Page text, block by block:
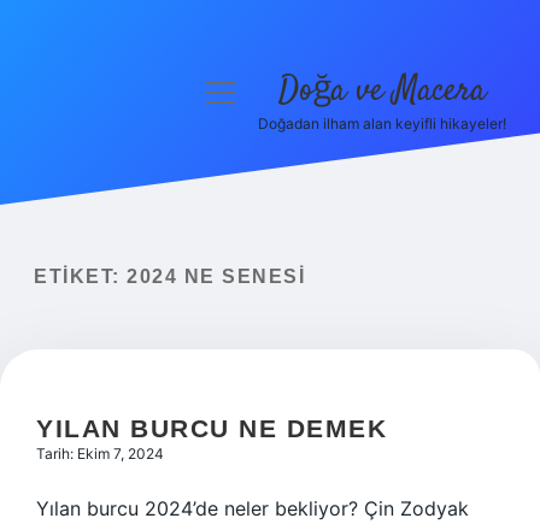
Yasal Uyarı
menüyü Doğa ve Macera
Doğadan ilham alan keyifli hikayeler!
ETIKET: 2024 NE SENESI
YILAN BURCU NE DEMEK
Tarih: Ekim 7, 2024
Yılan burcu 2024’de neler bekliyor? Çin Zodyak